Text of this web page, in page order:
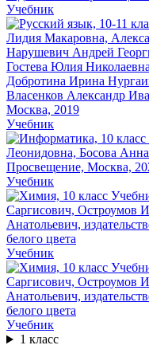
Учебник
Учебник
Учебник
Учебник
Учебник
1 класс